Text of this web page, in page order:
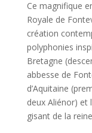
Ce magnifique
Royale de
création
polyphonies
Bretagne
abbesse de
d’Aquitaine
deux Aliénor) et
gisant de la